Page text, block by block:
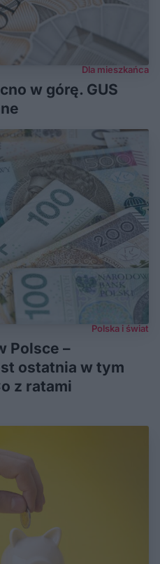
Dla mieszkańca
w górę. GUS
Polska i świat
Polsce –
ostatnia w tym
z ratami